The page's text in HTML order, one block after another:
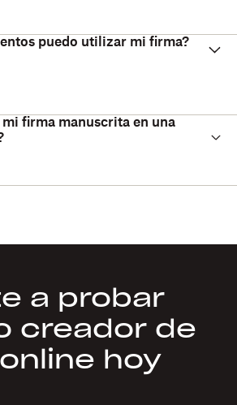
puedo utilizar mi firma?
firma manuscrita en una
a probar
creador de
hoy